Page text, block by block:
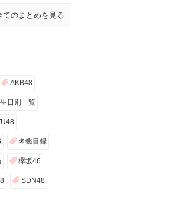
てのまとめを見る
AKB48
日別一覧
名鑑目録
欅坂46
SDN48